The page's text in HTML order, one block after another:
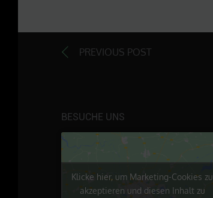
PREVIOUS POST
BESUCHE UNS
Klicke hier, um Marketing-Cookies zu
akzeptieren und diesen Inhalt zu